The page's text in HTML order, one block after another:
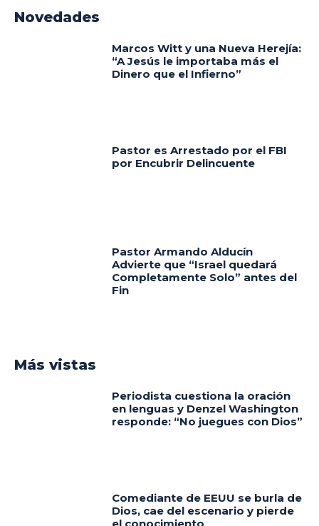
Novedades
Marcos Witt y una Nueva Herejía:
“A Jesús le importaba más el
Dinero que el Infierno”
Pastor es Arrestado por el FBI
por Encubrir Delincuente
Pastor Armando Alducín
Advierte que “Israel quedará
Completamente Solo” antes del
Fin
Más vistas
Periodista cuestiona la oración
en lenguas y Denzel Washington
responde: “No juegues con Dios”
Comediante de EEUU se burla de
Dios, cae del escenario y pierde